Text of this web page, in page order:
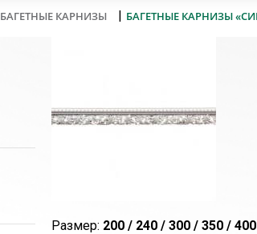
БАГЕТНЫЕ КАРНИЗЫ | БАГЕТНЫЕ КАРНИЗЫ
Размер: 200 / 240 / 300 / 350 /